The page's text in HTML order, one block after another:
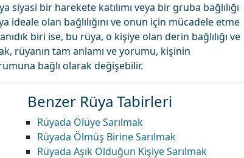
siyasi bir harekete katılımı veya bir gruba bağlılığı
ideale olan bağlılığını ve onun için mücadele etme
biri ise, bu rüya, o kişiye olan derin bağlılığı ve
rüyanın tam anlamı ve yorumu, kişinin
bağlı olarak değişebilir.
Benzer Rüya Tabirleri
Rüyada Ölüye Sarılmak
Rüyada Ölmüş Birine Sarılmak
Rüyada Aşık Olduğun Kişiye Sarılmak